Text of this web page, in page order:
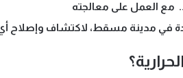
العمل على معالجته
في مدينة مسقط، لاكتشاف وإصلاح